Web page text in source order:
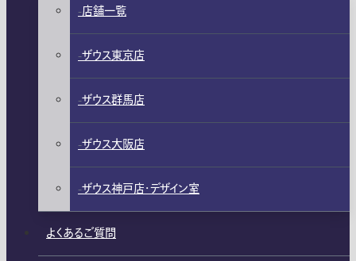
店舗一覧
ザウス東京店
ザウス群馬店
ザウス大阪店
ザウス神戸店・デザイン室
よくあるご質問